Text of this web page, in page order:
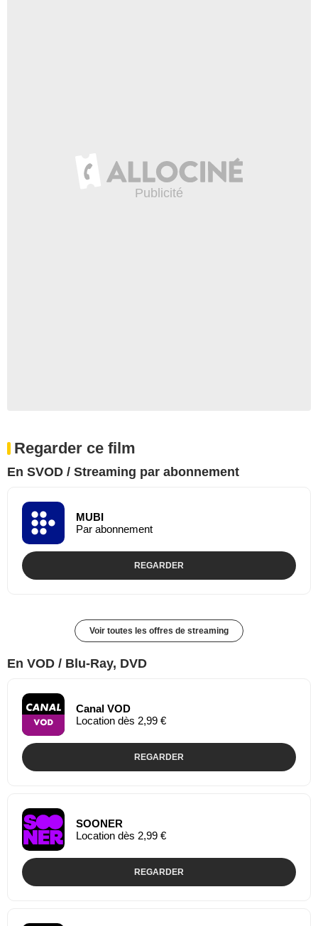
Regarder ce film
En SVOD / Streaming par abonnement
MUBI
Par abonnement
REGARDER
Voir toutes les offres de streaming
En VOD / Blu-Ray, DVD
Canal VOD
Location dès 2,99 €
REGARDER
SOONER
Location dès 2,99 €
REGARDER